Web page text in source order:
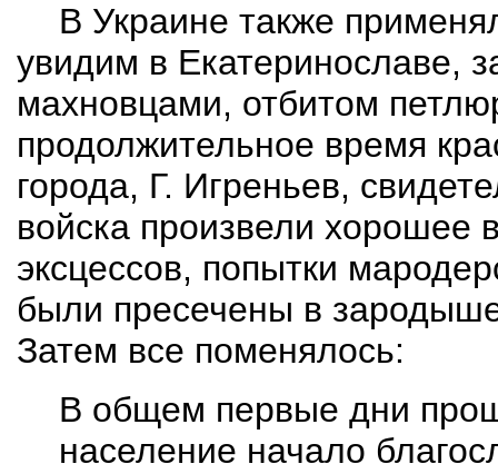
В Украине также
увидим в Екатеринославе,
махновцами, отбитом
продолжительное время
города, Г. Игреньев,
войска произвели хорошее
эксцессов, попытки
были пресечены в
Затем все поменялось:
В общем первые дни
население начало